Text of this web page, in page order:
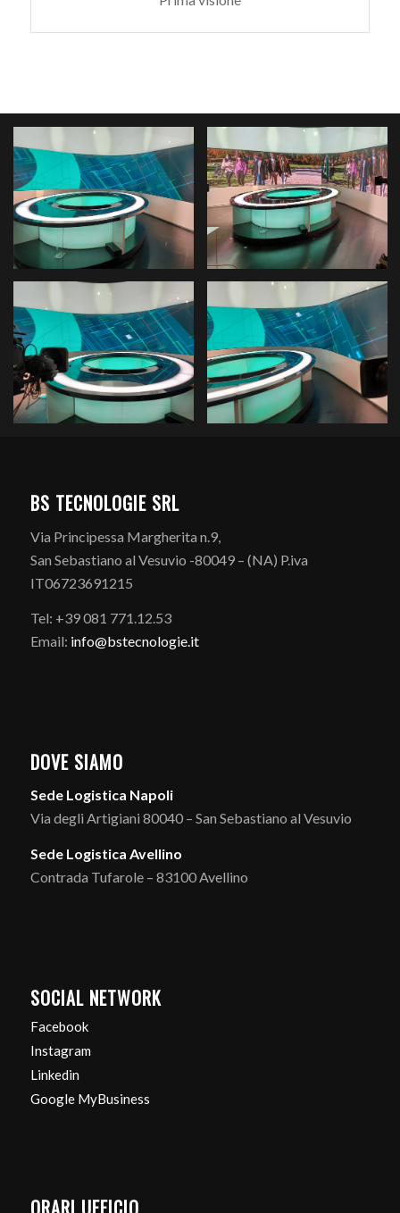
BS TECNOLOGIE SRL
Via Principessa Margherita n.9,
San Sebastiano al Vesuvio -80049 – (NA) P.iva
IT06723691215
Tel: +39 081 771.12.53
Email: info@bstecnologie.it
DOVE SIAMO
Sede Logistica Napoli
Via degli Artigiani 80040 – San Sebastiano al Vesuvio
Sede Logistica Avellino
Contrada Tufarole – 83100 Avellino
SOCIAL NETWORK
Facebook
Instagram
Linkedin
Google MyBusiness
ORARI UFFICIO